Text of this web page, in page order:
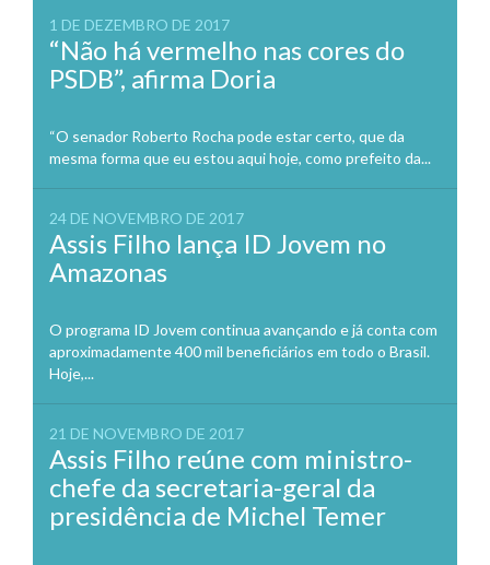
1 DE DEZEMBRO DE 2017
“Não há vermelho nas cores do
PSDB”, afirma Doria
“O senador Roberto Rocha pode estar certo, que da
mesma forma que eu estou aqui hoje, como prefeito da...
24 DE NOVEMBRO DE 2017
Assis Filho lança ID Jovem no
Amazonas
O programa ID Jovem continua avançando e já conta com
aproximadamente 400 mil beneficiários em todo o Brasil.
Hoje,...
21 DE NOVEMBRO DE 2017
Assis Filho reúne com ministro-
chefe da secretaria-geral da
presidência de Michel Temer